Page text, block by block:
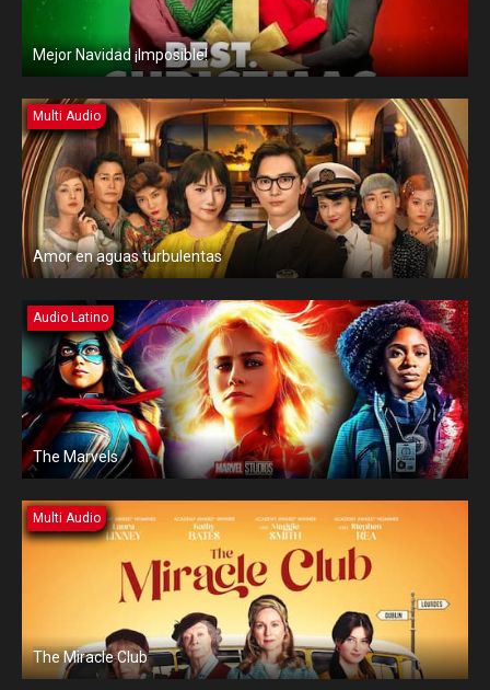
Mejor Navidad ¡Imposible!
Multi Audio
Amor en aguas turbulentas
Audio Latino
The Marvels
Multi Audio
The Miracle Club